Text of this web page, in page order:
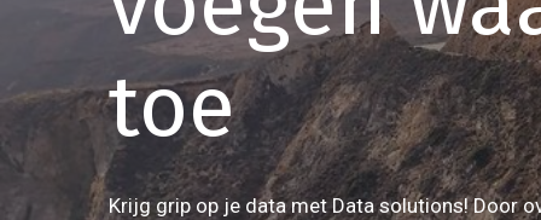
toe
Krijg grip op je data met Data solutions! Door